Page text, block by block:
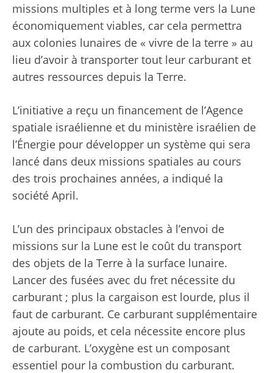
missions multiples et à long terme vers la Lune
économiquement viables, car cela permettra
aux colonies lunaires de « vivre de la terre » au
lieu d’avoir à transporter tout leur carburant et
autres ressources depuis la Terre.
L’initiative a reçu un financement de l’Agence
spatiale israélienne et du ministère israélien de
l’Énergie pour développer un système qui sera
lancé dans deux missions spatiales au cours
des trois prochaines années, a indiqué la
société April.
L’un des principaux obstacles à l’envoi de
missions sur la Lune est le coût du transport
des objets de la Terre à la surface lunaire.
Lancer des fusées avec du fret nécessite du
carburant ; plus la cargaison est lourde, plus il
faut de carburant. Ce carburant supplémentaire
ajoute au poids, et cela nécessite encore plus
de carburant. L’oxygène est un composant
essentiel pour la combustion du carburant.